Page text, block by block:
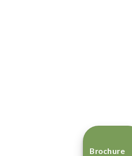
Brochure